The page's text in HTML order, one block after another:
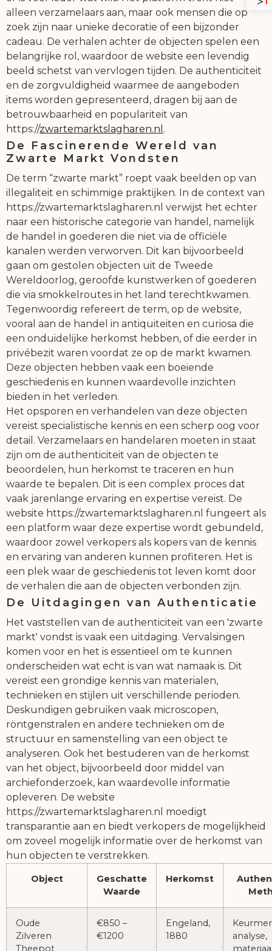
alleen verzamelaars aan, maar ook mensen die op
zoek zijn naar unieke decoratie of een bijzonder
cadeau. De verhalen achter de objecten spelen een
belangrijke rol, waardoor de website een levendig
beeld schetst van vervlogen tijden. De authenticiteit
en de zorgvuldigheid waarmee de aangeboden
items worden gepresenteerd, dragen bij aan de
betrouwbaarheid en populariteit van
https://zwartemarktslagharen.nl .
De Fascinerende Wereld van
Zwarte Markt Vondsten
De term “zwarte markt” roept vaak beelden op van
illegaliteit en schimmige praktijken. In de context van
https://zwartemarktslagharen.nl verwijst het echter
naar een historische categorie van handel, namelijk
de handel in goederen die niet via de officiële
kanalen werden verworven. Dit kan bijvoorbeeld
gaan om gestolen objecten uit de Tweede
Wereldoorlog, geroofde kunstwerken of goederen
die via smokkelroutes in het land terechtkwamen.
Tegenwoordig refereert de term, op de website,
vooral aan de handel in antiquiteiten en curiosa die
een onduidelijke herkomst hebben, of die eerder in
privébezit waren voordat ze op de markt kwamen.
Deze objecten hebben vaak een boeiende
geschiedenis en kunnen waardevolle inzichten
bieden in het verleden.
Het opsporen en verhandelen van deze objecten
vereist specialistische kennis en een scherp oog voor
detail. Verzamelaars en handelaren moeten in staat
zijn om de authenticiteit van de objecten te
beoordelen, hun herkomst te traceren en hun
waarde te bepalen. Dit is een complex proces dat
vaak jarenlange ervaring en expertise vereist. De
website https://zwartemarktslagharen.nl fungeert als
een platform waar deze expertise wordt gebundeld,
waardoor zowel verkopers als kopers van de kennis
en ervaring van anderen kunnen profiteren. Het is
een plek waar de geschiedenis tot leven komt door
de verhalen die aan de objecten verbonden zijn.
De Uitdagingen van Authenticatie
Het vaststellen van de authenticiteit van een 'zwarte
markt' vondst is vaak een uitdaging. Vervalsingen
komen voor en het is essentieel om te kunnen
onderscheiden wat echt is van wat namaak is. Dit
vereist een grondige kennis van materialen,
technieken en stijlen uit verschillende perioden.
Deskundigen gebruiken vaak microscopen,
röntgenstralen en andere technieken om de
structuur en samenstelling van een object te
analyseren. Ook het bestuderen van de herkomst
van het object, bijvoorbeeld door middel van
archiefonderzoek, kan waardevolle informatie
opleveren. De website
https://zwartemarktslagharen.nl moedigt
transparantie aan en biedt verkopers de mogelijkheid
om zoveel mogelijk informatie over de herkomst van
hun objecten te verstrekken.
Object
Geschatte
Waarde
Herkomst
Oude
Zilveren
Theepot
€850 –
€1200
Engeland,
1880
analyse,